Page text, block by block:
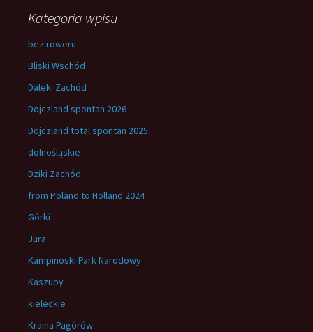
Kategoria wpisu
bez roweru
Bliski Wschód
Daleki Zachód
Dojczland spontan 2026
Dojczland total spontan 2025
dolnośląskie
Dziki Zachód
from Poland to Holland 2024
Górki
Jura
Kampinoski Park Narodowy
Kaszuby
kieleckie
Kraina Pagórów